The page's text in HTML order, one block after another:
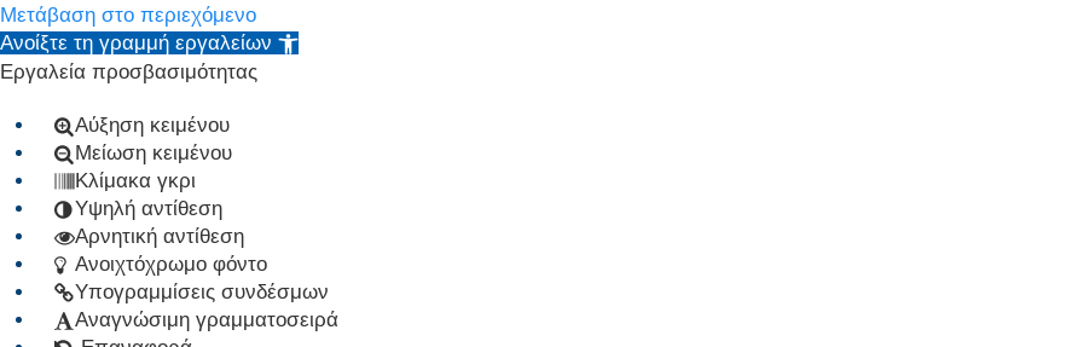
Μετάβαση στο περιεχόμενο
Ανοίξτε τη γραμμή εργαλείων
Εργαλεία προσβασιμότητας
Αύξηση κειμένου
Μείωση κειμένου
Κλίμακα γκρι
Υψηλή αντίθεση
Αρνητική αντίθεση
Ανοιχτόχρωμο φόντο
Υπογραμμίσεις συνδέσμων
Αναγνώσιμη γραμματοσειρά